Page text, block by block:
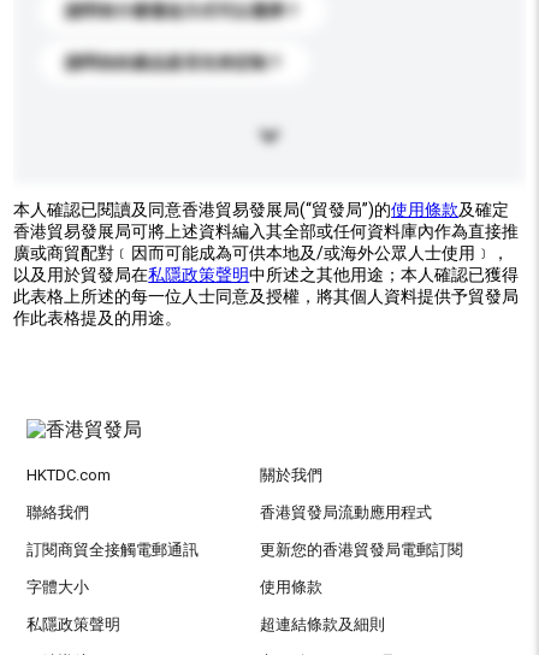
請問有什麼運送方式可以選擇？
請問你的產品是否支持定制？
本人確認已閱讀及同意香港貿易發展局(“貿發局”)的使用條款及確定
香港貿易發展局可將上述資料編入其全部或任何資料庫內作為直接推
廣或商貿配對﹝因而可能成為可供本地及/或海外公眾人士使用﹞，
以及用於貿發局在私隱政策聲明中所述之其他用途；本人確認已獲得
此表格上所述的每一位人士同意及授權，將其個人資料提供予貿發局
作此表格提及的用途。
HKTDC.com 關於我們
聯絡我們 香港貿發局流動應用程式
訂閱商貿全接觸電郵通訊 更新您的香港貿發局電郵訂閱
字體大小 使用條款
私隱政策聲明 超連結條款及細則